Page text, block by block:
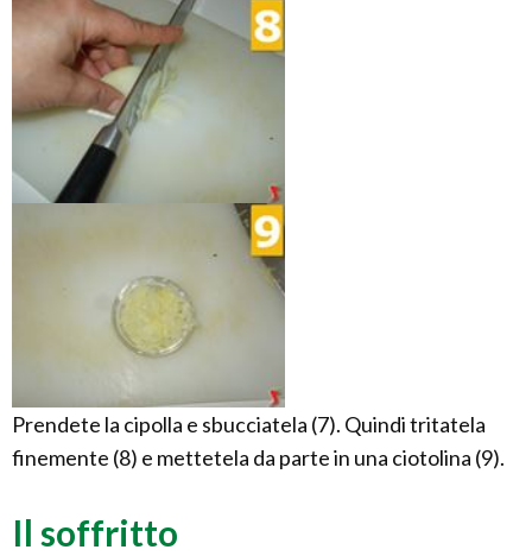
Prendete la cipolla e sbucciatela (7). Quindi tritatela
finemente (8) e mettetela da parte in una ciotolina (9).
Il soffritto